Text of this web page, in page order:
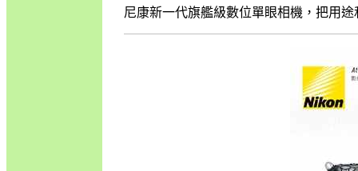
尼康新一代旗艦級數位單眼相機，把用